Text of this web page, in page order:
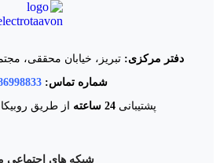
دفتر مرکزی: تبریز، خیابان محققی،
شماره تماس:
پشتیبانی24 ساعته از طریق
شبکه های اجتماعی